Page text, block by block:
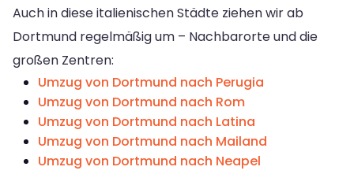
Auch in diese italienischen Städte ziehen wir ab
Dortmund regelmäßig um – Nachbarorte und die
großen Zentren:
Umzug von Dortmund nach Perugia
Umzug von Dortmund nach Rom
Umzug von Dortmund nach Latina
Umzug von Dortmund nach Mailand
Umzug von Dortmund nach Neapel